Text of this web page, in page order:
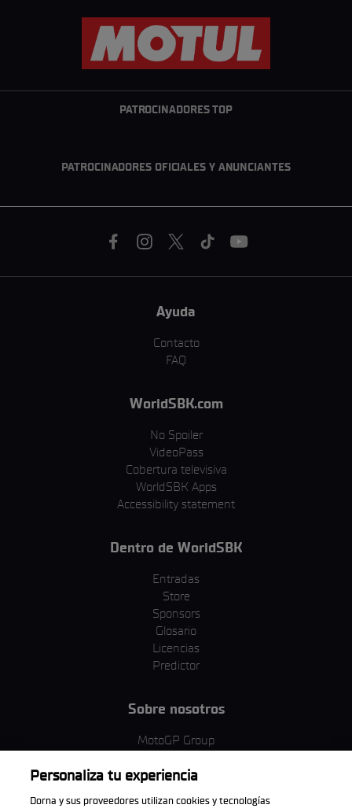
PATROCINADORES TOP
PATROCINADORES OFICIALES Y ANUNCIANTES
Ayuda
Contacto
FAQ
WorldSBK.com
No Spoiler
VideoPass
Cobertura televisiva
WorldSBK Apps
Accessibility statement
Dentro de WorldSBK
Entradas
Store
Sponsors
Glosario
Licencias
Predictor
Sobre nosotros
MotoGP Group
Términos y condiciones
Política de privacidad
Personaliza tu experiencia
Dorna y sus proveedores utilizan cookies y tecnologías